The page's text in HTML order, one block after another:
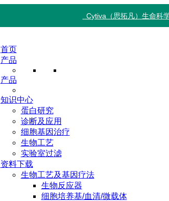
Cytiva（思拓凡）生命科
首页
产品
产品
知识中心
蛋白研究
诊断及应用
细胞基因治疗
生物工艺
实验室过滤
资料下载
生物工艺及基因疗法
生物反应器
细胞培养基/血清/微载体